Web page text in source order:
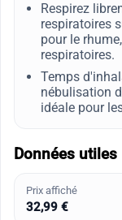
Respirez
respiratoires
pour le
respiratoires.
Temps
nébulisation
idéale pour
Données utiles
Prix affiché
32,99 €